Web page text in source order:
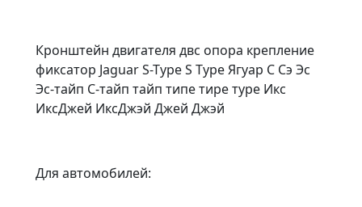
Кронштейн двигателя двс опора крепление
фиксатор Jaguar S-Type S Type Ягуар С Сэ Эс
Эс-тайп С-тайп тайп типе тире туре Икс
ИксДжей ИксДжэй Джей Джэй
Для автомобилей: